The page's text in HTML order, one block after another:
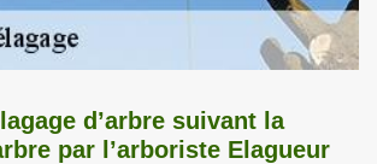
d’arbre suivant la
par l’arboriste Elagueur